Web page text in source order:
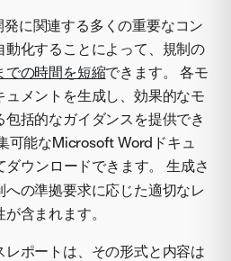
に関連する多くの重要なコン
動化することによって、規制の
での時間を短縮できます。 各モ
メントを生成し、効果的なモ
括的なガイダンスを提供でき
可能なMicrosoft Wordドキュ
ダウンロードできます。 生成さ
の準拠要求に応じた適切なレ
含まれます。
ポートは、その形式と内容は